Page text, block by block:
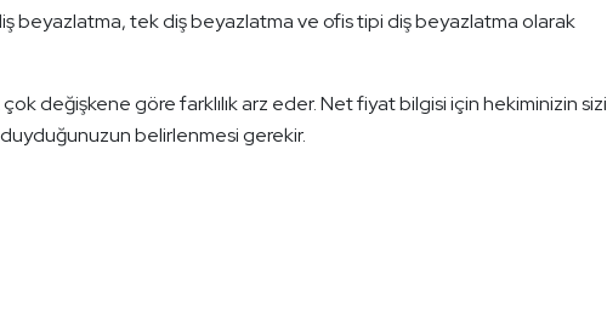
beyazlatma, tek diş beyazlatma ve ofis tipi diş beyazlatma olarak
değişkene göre farklılık arz eder. Net fiyat bilgisi için hekiminizin sizi
belirlenmesi gerekir.